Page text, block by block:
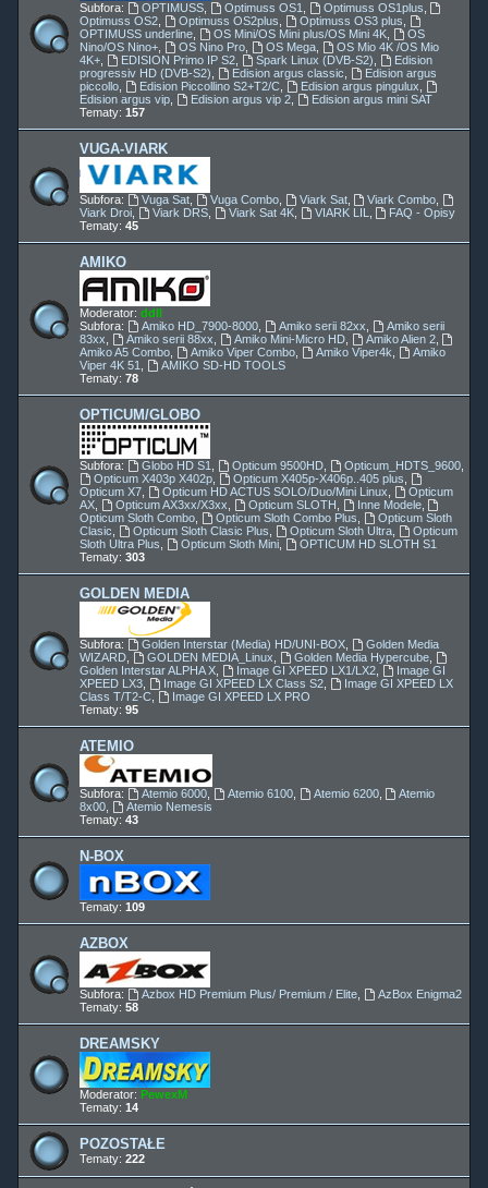
Subfora: OPTIMUSS, Optimuss OS1 Optimuss OS1plus
Optimuss OS2
Optimuss OS2plus Optimuss OS3 plus
OPTIMUSS underline
OS Mini/OS Mini plus/OS Mini 4K,
OS
Nino/OS Nino+
OS Nino Pro, OS Mega,
OS Mio 4K /OS Mio
4K+
EDISION Primo IP S2, Spark Linux (DVB-S2)
Edision
progressiv HD (DVB-S2)
Edision argus classic
Edision argus
piccollo
Edision Piccollino S2+T2/C, Edision argus pingulux
Edision argus vip
Edision argus vip 2,
Edision argus mini SAT
Tematy: 157
VUGA-VIARK
Subfora: Vuga Sat, Vuga Combo, Viark Sat, Viark Combo
Viark Droi
Viark DRS, Viark Sat 4K, VIARK LIL
FAQ - Opisy
Tematy: 45
AMIKO
Moderator: ddll
Subfora:
Amiko HD_7900-8000, Amiko serii 82xx
Amiko serii
83xx
Amiko serii 88xx Amiko Mini-Micro HD, Amiko Alien 2,
Amiko A5 Combo
Amiko Viper Combo, Amiko Viper4k
Amiko
Viper 4K 51
AMIKO SD-HD TOOLS
Tematy: 78
OPTICUM/GLOBO
Subfora: Globo HD S1 Opticum 9500HD, Opticum_HDTS_9600,
Opticum X403p X402p, Opticum X405p-X406p..405 plus
Opticum X7
Opticum HD ACTUS SOLO/Duo/Mini Linux
Opticum
AX
Opticum AX3xx/X3xx Opticum SLOTH Inne Modele,
Opticum Sloth Combo
Opticum Sloth Combo Plus
Opticum Sloth
Clasic
Opticum Sloth Clasic Plus Opticum Sloth Ultra,
Opticum
Sloth Ultra Plus
Opticum Sloth Mini,
OPTICUM HD SLOTH S1
Tematy: 303
GOLDEN MEDIA
Subfora: Golden Interstar (Media) HD/UNI-BOX,
Golden Media
WIZARD
GOLDEN MEDIA_Linux Golden Media Hypercube,
Golden Interstar ALPHA X
Image GI XPEED LX1/LX2,
Image GI
XPEED LX3
Image GI XPEED LX Class S2,
Image GI XPEED LX
Class T/T2-C
Image GI XPEED LX PRO
Tematy: 95
ATEMIO
Subfora: Atemio 6000, Atemio 6100, Atemio 6200,
Atemio
8x00
Atemio Nemesis
Tematy: 43
N-BOX
Tematy: 109
AZBOX
Subfora: Azbox HD Premium Plus/ Premium / Elite,
AzBox Enigma2
Tematy: 58
DREAMSKY
Moderator: PewexM
Tematy: 14
POZOSTAŁE
Tematy: 222